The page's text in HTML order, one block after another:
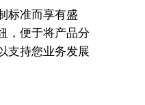
标准而享有盛
，便于将产品分
支持您业务发展